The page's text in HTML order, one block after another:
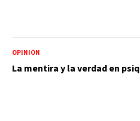
OPINIÓN
La mentira y la verdad en